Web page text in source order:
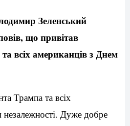
Зеленський
що привітав
всіх американців з Днем
Трампа та всіх
Дуже добре